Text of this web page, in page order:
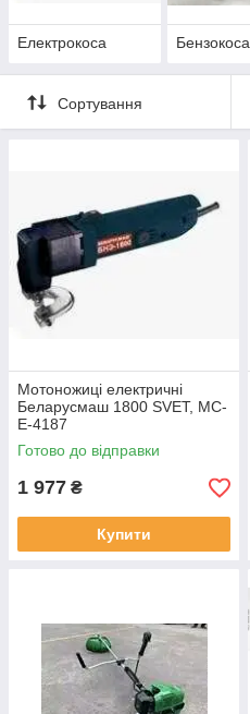
Електрокоса Бензокоса
Сортування
Мотоножиці електричні
Беларусмаш 1800 SVET, MC-
E-4187
Готово до відправки
1 977 ₴
Купити